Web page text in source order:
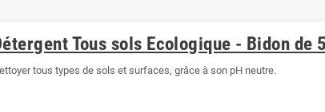
Tous sols Ecologique - Bidon de
tous types de sols et surfaces, grâce à son pH neutre.